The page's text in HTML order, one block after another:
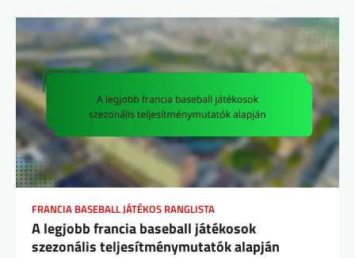
FRANCIA BASEBALL JÁTÉKOS RANGLISTA
A legjobb francia baseball játékosok
szezonális teljesítménymutatók alapján